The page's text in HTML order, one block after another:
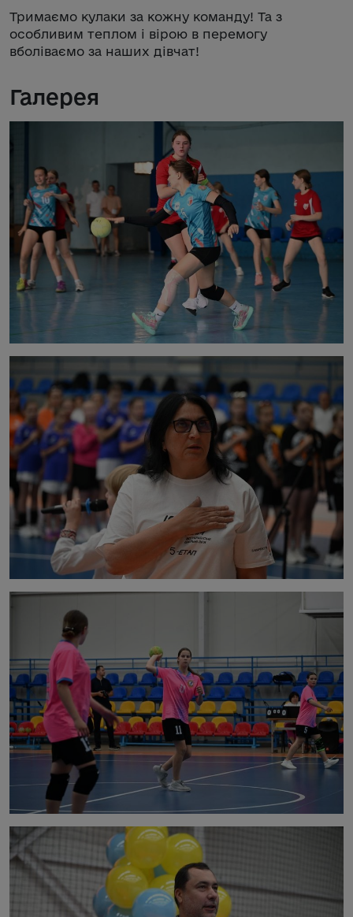
Тримаємо кулаки за кожну команду! Та з
особливим теплом і вірою в перемогу
вболіваємо за наших дівчат!
Галерея